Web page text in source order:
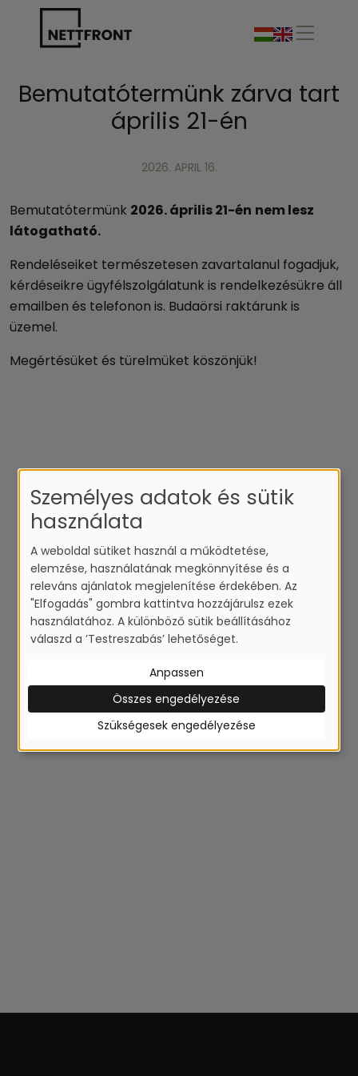
Bemutatótermünk zárva tart
április 21-én
2026. APRIL 16.
Bemutatótermünk 2026. április 21-én nem lesz
látogatható.
Rendeléseiket természetesen zavartalanul fogadjuk,
kérdéseikre ügyfélszolgálatunk is rendelkezésükre áll
emailben és telefonon is. Budaörsi raktárunk is
üzemel.
Megértésüket és türelmüket köszönjük!
Személyes adatok és sütik
használata
A weboldal sütiket használ a működtetése,
elemzése, használatának megkönnyítése és a
releváns ajánlatok megjelenítése érdekében. Az
"Elfogadás" gombra kattintva hozzájárulsz ezek
használatához. A különböző sütik beállításához
válaszd a ’Testreszabás’ lehetőséget.
Anpassen
Szükségesek engedélyezése
Összes engedélyezése